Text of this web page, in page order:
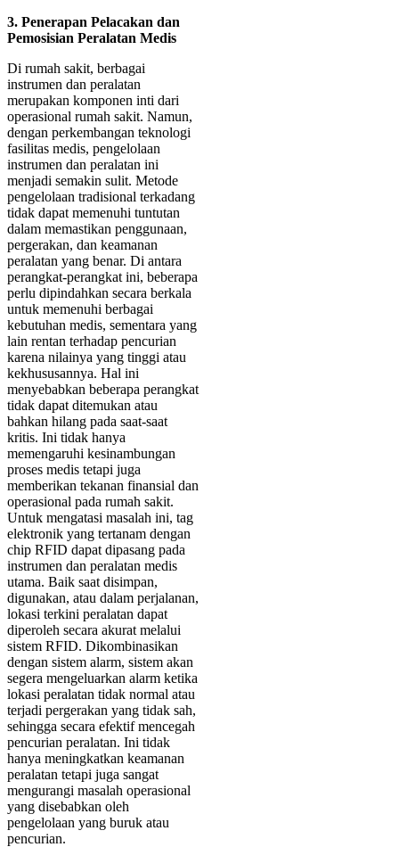
3. Penerapan Pelacakan dan
Pemosisian Peralatan Medis
Di rumah sakit, berbagai
instrumen dan peralatan
merupakan komponen inti dari
operasional rumah sakit. Namun,
dengan perkembangan teknologi
fasilitas medis, pengelolaan
instrumen dan peralatan ini
menjadi semakin sulit. Metode
pengelolaan tradisional terkadang
tidak dapat memenuhi tuntutan
dalam memastikan penggunaan,
pergerakan, dan keamanan
peralatan yang benar. Di antara
perangkat-perangkat ini, beberapa
perlu dipindahkan secara berkala
untuk memenuhi berbagai
kebutuhan medis, sementara yang
lain rentan terhadap pencurian
karena nilainya yang tinggi atau
kekhususannya. Hal ini
menyebabkan beberapa perangkat
tidak dapat ditemukan atau
bahkan hilang pada saat-saat
kritis. Ini tidak hanya
memengaruhi kesinambungan
proses medis tetapi juga
memberikan tekanan finansial dan
operasional pada rumah sakit.
Untuk mengatasi masalah ini, tag
elektronik yang tertanam dengan
chip RFID dapat dipasang pada
instrumen dan peralatan medis
utama. Baik saat disimpan,
digunakan, atau dalam perjalanan,
lokasi terkini peralatan dapat
diperoleh secara akurat melalui
sistem RFID. Dikombinasikan
dengan sistem alarm, sistem akan
segera mengeluarkan alarm ketika
lokasi peralatan tidak normal atau
terjadi pergerakan yang tidak sah,
sehingga secara efektif mencegah
pencurian peralatan. Ini tidak
hanya meningkatkan keamanan
peralatan tetapi juga sangat
mengurangi masalah operasional
yang disebabkan oleh
pengelolaan yang buruk atau
pencurian.